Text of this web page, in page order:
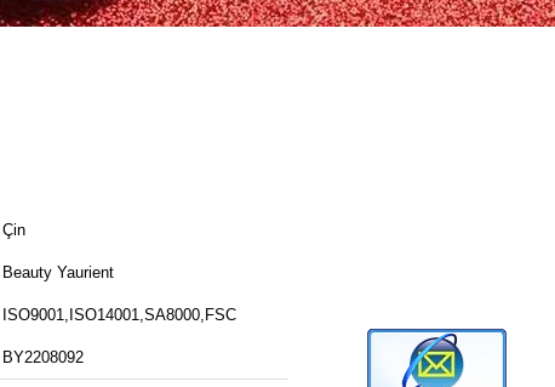
Çin
Beauty Yaurient
ISO9001,ISO14001,SA8000,FSC
BY2208092